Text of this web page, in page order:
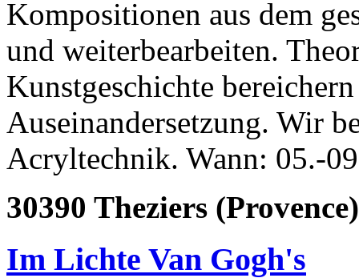
Kompositionen aus dem
und weiterbearbeiten.
Kunstgeschichte
Auseinandersetzung. Wir
Acryltechnik. Wann: 05.-
30390 Theziers (Provence)
Im Lichte Van Gogh's